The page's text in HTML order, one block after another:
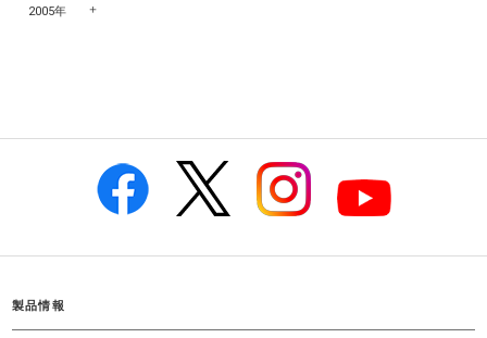
2005年
製品情報